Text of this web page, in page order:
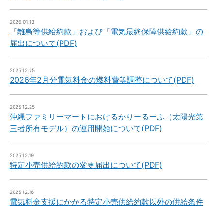
2026.01.13
「離島等供給約款」および「電気最終保障供給約款」の
届出について(PDF)
2025.12.25
2026年2月分電気料金の燃料費等調整について(PDF)
2025.12.25
沖縄ファミリーマートにおけるかりーるーふ（太陽光第
三者所有モデル）の運用開始について(PDF)
2025.12.19
特定小売供給約款の変更届出について(PDF)
2025.12.16
電気料金支援にかかる特定小売供給約款以外の供給条件